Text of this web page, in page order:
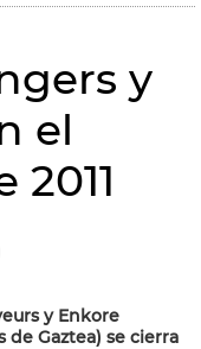
y
el
2011
y Enkore
Gaztea) se cierra